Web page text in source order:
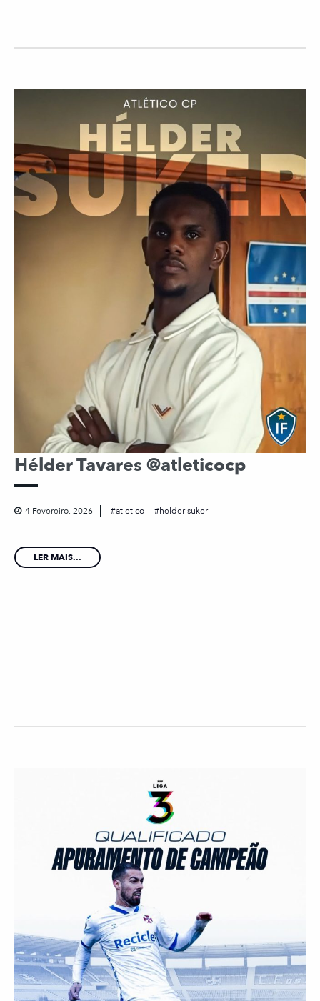
Hélder Tavares @atleticocp
4 Fevereiro, 2026 atletico helder suker
LER MAIS...